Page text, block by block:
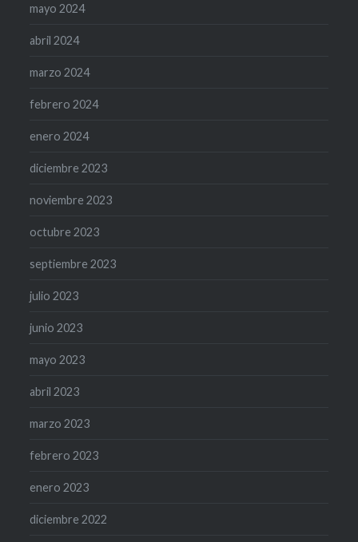
mayo 2024
abril 2024
marzo 2024
febrero 2024
enero 2024
diciembre 2023
noviembre 2023
octubre 2023
septiembre 2023
julio 2023
junio 2023
mayo 2023
abril 2023
marzo 2023
febrero 2023
enero 2023
diciembre 2022